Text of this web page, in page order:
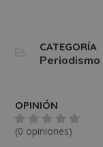
CATEGORÍA
Periodismo
OPINIÓN
(0 opiniones)